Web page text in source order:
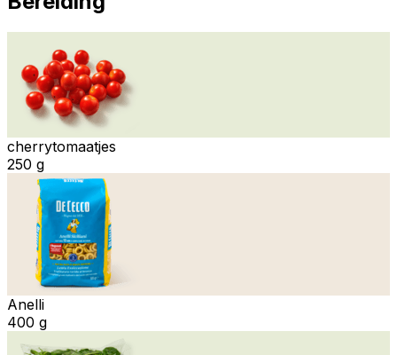
cherrytomaatjes
250 g
Anelli
400 g